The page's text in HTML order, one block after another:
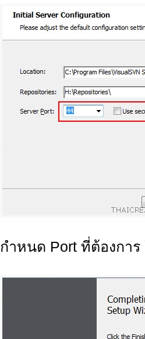
กำหนด Port ที่ต้องกา